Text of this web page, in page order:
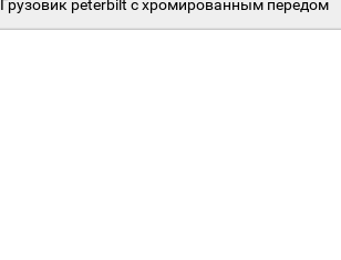
Грузовик peterbilt с хромированным передом